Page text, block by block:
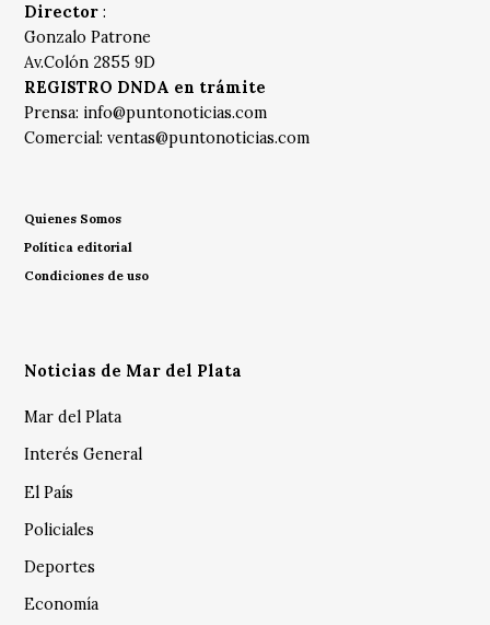
Director :
Gonzalo Patrone
Av.Colón 2855 9D
REGISTRO DNDA en trámite
Prensa: info@puntonoticias.com
Comercial:ventas@puntonoticias.com
Quienes Somos
Política editorial
Condiciones de uso
Noticias de Mar del Plata
Mar del Plata
Interés General
El País
Policiales
Deportes
Economía